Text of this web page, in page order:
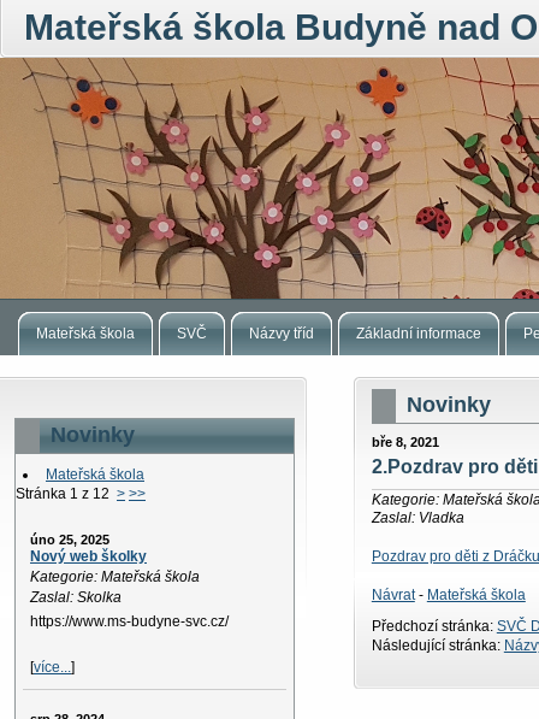
Mateřská škola Budyně nad
Mateřská škola SVČ Názvy tříd Základní informace
Novinky
Mateřská škola
Stránka 1 z 12 > >>
úno 25, 2025
Nový web školky
Kategorie: Mateřská škola
Zaslal: Skolka
https://www.ms-budyne-svc.cz/
[více...]
Novinky
bře 8, 2021
2.Pozdrav pro
Kategorie: Mateřská
Zaslal: Vladka
Pozdrav pro děti z Dráčku
Návrat- Mateřská škola
Předchozí stránka: SVČ
Následující stránka: